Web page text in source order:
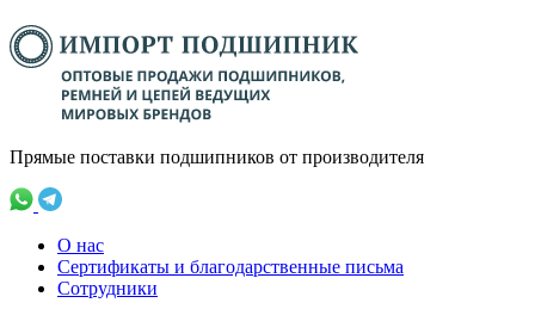
Прямые поставки подшипников от производителя
О нас
Сертификаты и благодарственные письма
Сотрудники